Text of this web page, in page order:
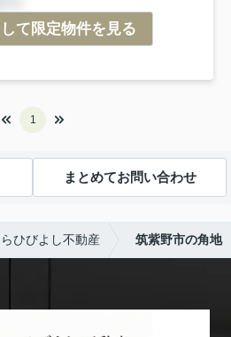
て限定物件を見る
1
まとめてお問い合わせ
ひびよし不動産 筑紫野市の角地